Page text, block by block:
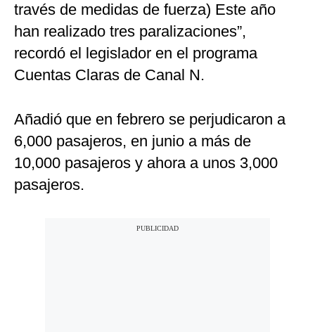
través de medidas de fuerza) Este año
han realizado tres paralizaciones”,
recordó el legislador en el programa
Cuentas Claras de Canal N.
Añadió que en febrero se perjudicaron a
6,000 pasajeros, en junio a más de
10,000 pasajeros y ahora a unos 3,000
pasajeros.